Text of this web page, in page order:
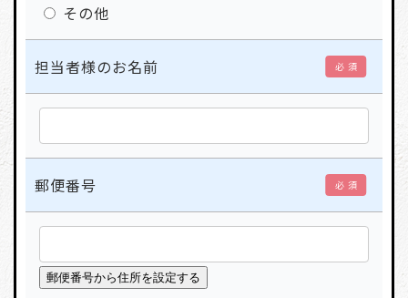
その他
担当者様のお名前 必 須
郵便番号 必 須